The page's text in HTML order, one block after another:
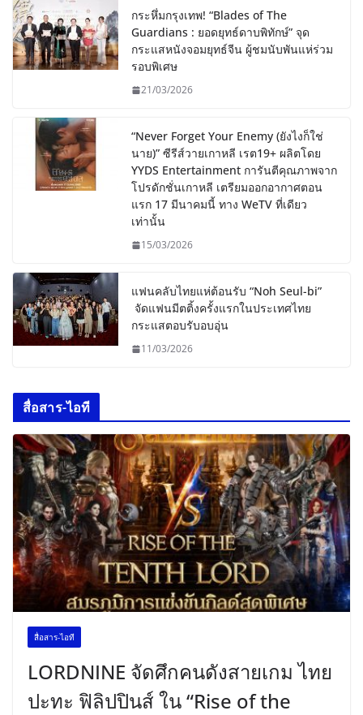
กระหึ่มกรุงเทพ! “Blades of The
Guardians : ยอดยุทธ์ดาบพิทักษ์” จุด
กระแสหนังจอมยุทธ์จีน ผู้ชมนับพันแห่ร่วม
รอบพิเศษ
21/03/2026
“Never Forget Your Enemy (ยังไงก็ใช่
นาย)” ซีรีส์วายเกาหลี เรต19+ ผลิตโดย
YYDS Entertainment การันตีคุณภาพจาก
โปรดักชั่นเกาหลี เตรียมออกอากาศตอน
แรก 17 มีนาคมนี้ ทาง WeTV ที่เดียว
เท่านั้น
15/03/2026
แฟนคลับไทยแห่ต้อนรับ “Noh Seul-bi”
จัดแฟนมีตติ้งครั้งแรกในประเทศไทย
กระแสตอบรับอบอุ่น
11/03/2026
สื่อสาร-ไอที
สื่อสาร-ไอที
LORDNINE จัดศึกคนดังสายเกม ไทย
ปะทะ ฟิลิปปินส์ ใน “Rise of the